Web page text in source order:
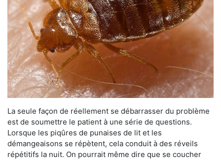
La seule façon de réellement se débarrasser du problème
est de soumettre le patient à une série de questions.
Lorsque les piqûres de punaises de lit et les
démangeaisons se répètent, cela conduit à des réveils
répétitifs la nuit. On pourrait même dire que se coucher